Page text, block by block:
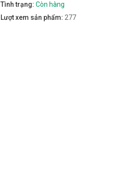
Tình trạng: Còn hàng
Lượt xem sản phẩm: 277